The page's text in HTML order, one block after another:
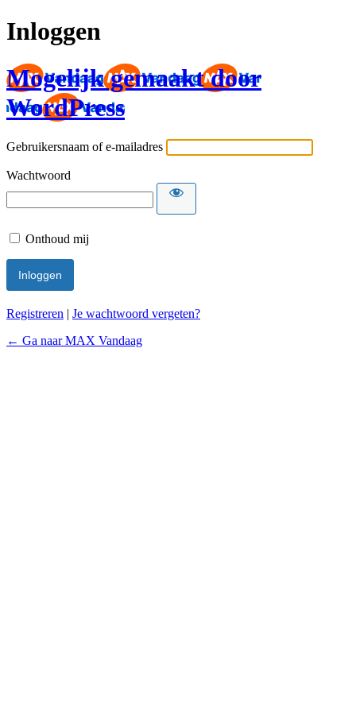
Inloggen
Mogelijk gemaakt door
WordPress
Gebruikersnaam of e-mailadres
Wachtwoord
Onthoud mij
Registreren | Je wachtwoord vergeten?
← Ga naar MAX Vandaag